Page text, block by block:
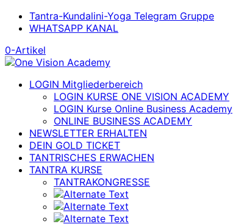
Tantra-Kundalini-Yoga Telegram Gruppe
WHATSAPP KANAL
0-Artikel
LOGIN Mitgliederbereich
LOGIN KURSE ONE VISION ACADEMY
LOGIN Kurse Online Business Academy
ONLINE BUSINESS ACADEMY
NEWSLETTER ERHALTEN
DEIN GOLD TICKET
TANTRISCHES ERWACHEN
TANTRA KURSE
TANTRAKONGRESSE